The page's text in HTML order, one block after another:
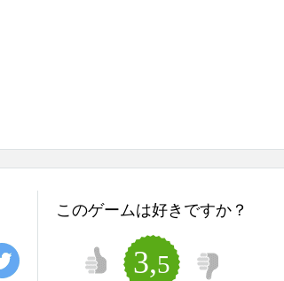
このゲームは好きですか？
3,5